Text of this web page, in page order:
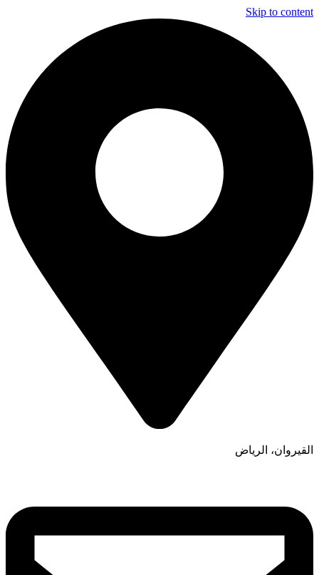
Skip to content
القيروان، الرياض